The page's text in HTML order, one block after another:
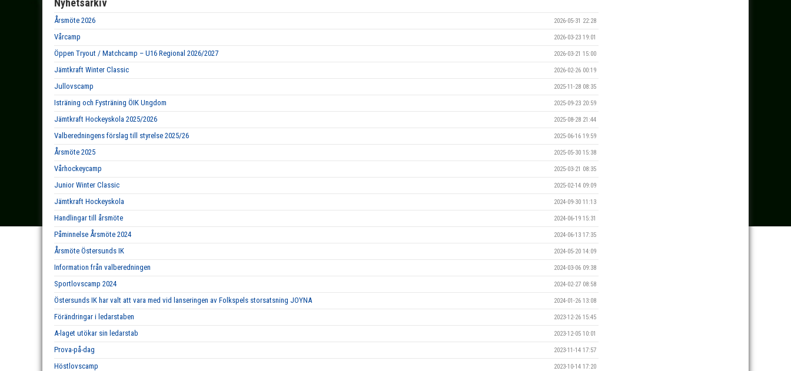
Nyhetsarkiv
Årsmöte 2026 2026-05-31 22:28
Vårcamp 2026-03-23 19:01
Öppen Tryout / Matchcamp – U16 Regional 2026/2027 2026-03-21 15:00
Jämtkraft Winter Classic 2026-02-26 00:19
Jullovscamp 2025-11-28 08:35
Isträning och Fysträning ÖIK Ungdom 2025-09-23 20:59
Jämtkraft Hockeyskola 2025/2026 2025-08-28 21:44
Valberedningens förslag till styrelse 2025/26 2025-06-16 19:59
Årsmöte 2025 2025-05-30 15:38
Vårhockeycamp 2025-03-21 08:35
Junior Winter Classic 2025-02-14 09:09
Jämtkraft Hockeyskola 2024-09-30 11:13
Handlingar till årsmöte 2024-06-19 15:31
Påminnelse Årsmöte 2024 2024-06-13 17:35
Årsmöte Östersunds IK 2024-05-20 14:09
Information från valberedningen 2024-03-06 09:38
Sportlovscamp 2024 2024-02-27 08:58
Östersunds IK har valt att vara med vid lanseringen av Folkspels storsatsning JOYNA 2024-01-26 13:08
Förändringar i ledarstaben 2023-12-26 15:45
A-laget utökar sin ledarstab 2023-12-05 10:01
Prova-på-dag 2023-11-14 17:57
Höstlovscamp 2023-10-14 17:20